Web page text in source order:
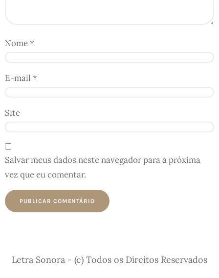
Nome*
E-mail *
Site
Salvar meus dados neste navegador para a próxima
vez que eu comentar.
Letra Sonora - (c) Todos os Direitos Reservados